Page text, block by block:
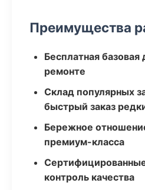
Преимущества
Бесплатная базовая
ремонте
Склад популярных
быстрый заказ
Бережное
премиум-класса
контроль качества